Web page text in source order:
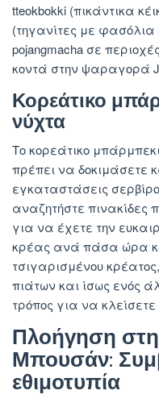
tteokbokki (πικάντικα
(τηγανίτες με φασόλια
pojangmacha σε
κοντά στην ψαραγορά
Κορεάτικο
νύχτα
Το κορεάτικο
πρέπει να δοκιμάσετε
εγκαταστάσεις
αναζητήστε πινακίδες
για να έχετε την
κρέας ανά πάσα ώρα
τσιγαρισμένου
πιάτων και ίσως ενός
τρόπος για να
Πλοήγηση στη
Μπουσάν:
εθιμοτυπία